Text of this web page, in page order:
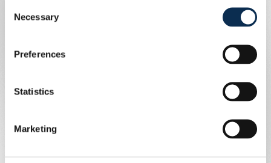
Selection
Necessary
Preferences
Statistics
Marketing